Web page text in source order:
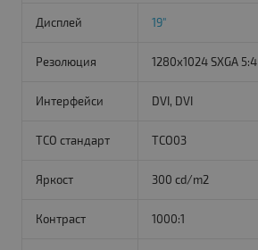
Дисплей 19"
Резолюция 1280x1024 SXGA 5:4
Интерфейси DVI, DVI
TCO стандарт TCO03
Яркост 300 cd/m2
Контраст 1000:1